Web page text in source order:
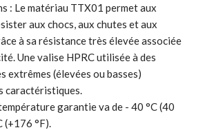
: Le matériau TTX01 permet aux
aux chocs, aux chutes et aux
à sa résistance très élevée associée
Une valise HPRC utilisée à des
extrêmes (élevées ou basses)
caractéristiques.
garantie va de - 40 °C (40
(+176 °F).